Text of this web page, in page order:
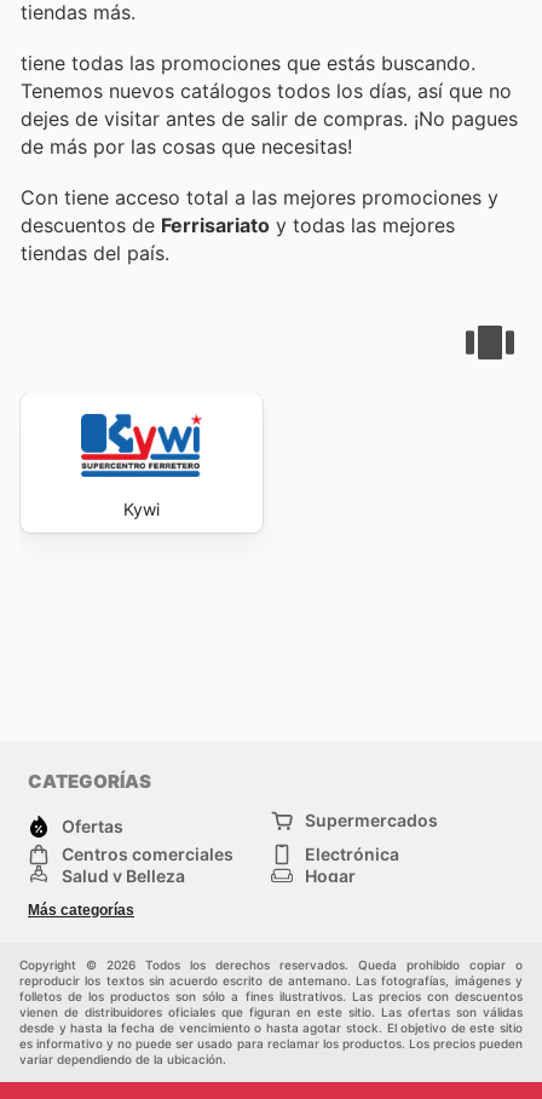
tiendas más.
tiene todas las promociones que estás buscando.
Tenemos nuevos catálogos todos los días, así que no
dejes de visitar antes de salir de compras. ¡No pagues
de más por las cosas que necesitas!
Con tiene acceso total a las mejores promociones y
descuentos de Ferrisariato y todas las mejores
tiendas del país.
Kywi
CATEGORÍAS
Ofertas
Supermercados
Centros comerciales
Electrónica
Salud y Belleza
Hogar
Construcción
Más categorías
Copyright © 2026 Todos los derechos reservados. Queda prohibido copiar o
reproducir los textos sin acuerdo escrito de antemano. Las fotografías, imágenes y
folletos de los productos son sólo a fines ilustrativos. Las precios con descuentos
vienen de distribuidores oficiales que figuran en este sitio. Las ofertas son válidas
desde y hasta la fecha de vencimiento o hasta agotar stock. El objetivo de este sitio
es informativo y no puede ser usado para reclamar los productos. Los precios pueden
variar dependiendo de la ubicación.